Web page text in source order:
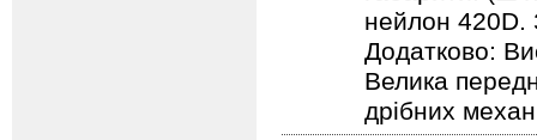
нейлон 420D.
Додатково:
Велика
дрібних